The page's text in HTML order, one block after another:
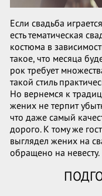
Если свадьба
есть тематическая
костюма в
такое, что месяца
рок требует
такой стиль
Но вернемся к
жених не терпит
что даже самый
дорого. К тому же
выглядел жених на
обращено на невесту.